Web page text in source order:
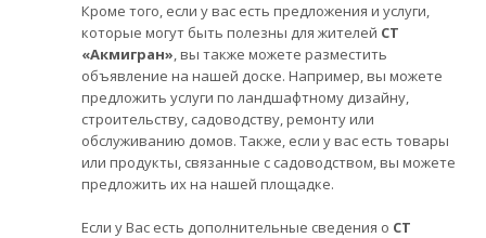
Кроме того, если у вас есть предложения и услуги,
которые могут быть полезны для жителей СТ
«Акмигран», вы также можете разместить
объявление на нашей доске. Например, вы можете
предложить услуги по ландшафтному дизайну,
строительству, садоводству, ремонту или
обслуживанию домов. Также, если у вас есть товары
или продукты, связанные с садоводством, вы можете
предложить их на нашей площадке.
Если у Вас есть дополнительные сведения о СТ